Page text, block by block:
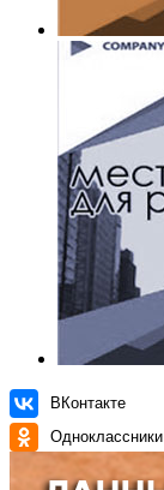
ВКонтакте
Одноклассники